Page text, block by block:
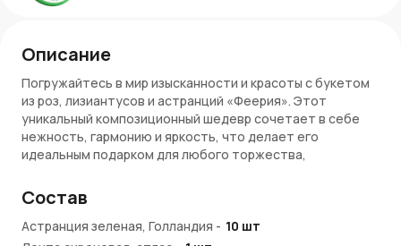
Описание
Погружайтесь в мир изысканности и красоты с букетом
из роз, лизиантусов и астранций «Феерия». Этот
уникальный композиционный шедевр сочетает в себе
нежность, гармонию и яркость, что делает его
идеальным подарком для любого торжества,
Краски и эмоции
Потрясающий букет «Феерия» интересно сочетает в
Состав
Астранция зеленая, Голландия - 10 шт